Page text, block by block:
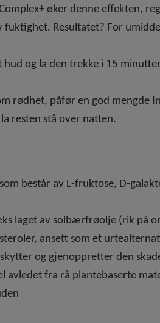
øker denne effekten,
fuktighet. Resultatet? For
og la den trekke i 15
rødhet, påfør en god mengde
resten stå over natten.
består av L-fruktose, D-
laget av solbærfrøolje (rik på
ansett som et
og gjenoppretter den
avledet fra rå plantebaserte